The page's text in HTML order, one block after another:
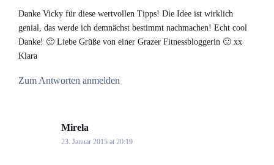
Danke Vicky für diese wertvollen Tipps! Die Idee ist wirklich
genial, das werde ich demnächst bestimmt nachmachen! Echt cool
Danke! 🙂 Liebe Grüße von einer Grazer Fitnessbloggerin 🙂 xx
Klara
Zum Antworten anmelden
Mirela
23. Januar 2015 at 20:19